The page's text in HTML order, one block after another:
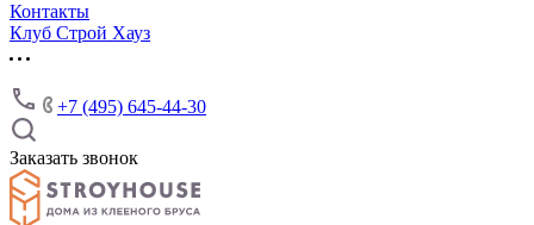
Контакты
Клуб Строй Хауз
+7 (495) 645-44-30
Заказать звонок